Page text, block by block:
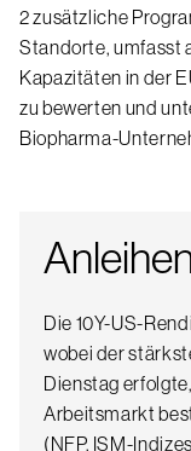
2 zusätzliche
Standorte, umfasst
Kapazitäten in der
zu bewerten und
Biopharma-
Die 10Y-US-
wobei der
Dienstag
Arbeitsmarkt
(NFP, ISM-